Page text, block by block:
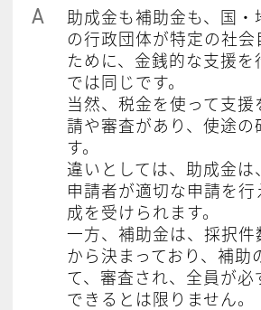
A
助成金も補助金も、国
の行政団体が特定の社会
ために、金銭的な支援
では同じです。
当然、税金を使って支援
請や審査があり、使途の
す。
違いとしては、助成金
申請者が適切な申請を
成を受けられます。
一方、補助金は、採択
から決まっており、補助
て、審査され、全員が
できるとは限りません。